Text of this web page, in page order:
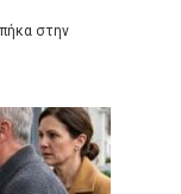
στην